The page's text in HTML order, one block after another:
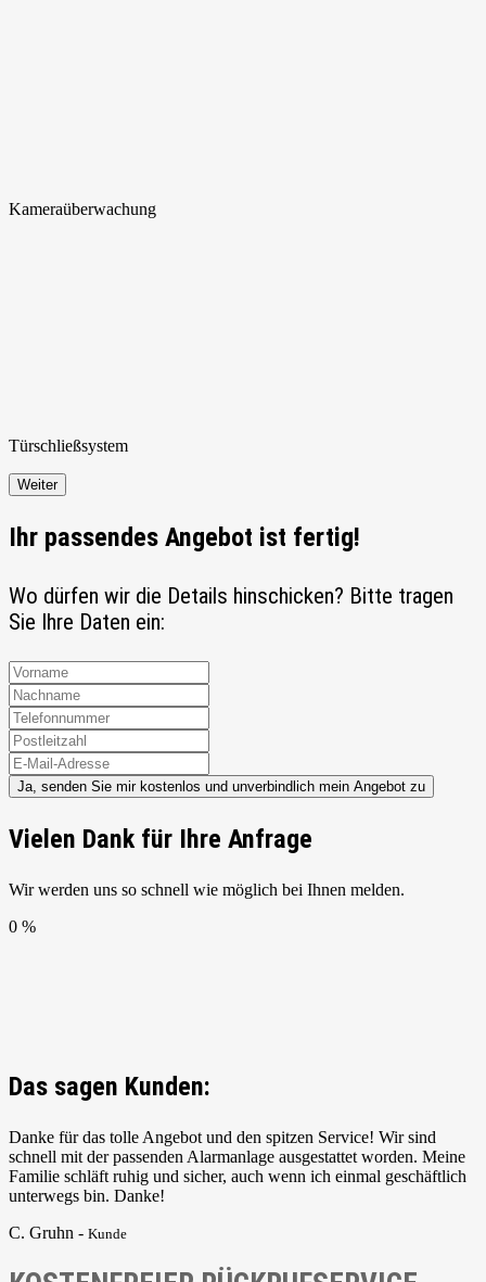
Kameraüberwachung
Türschließsystem
Weiter
Ihr passendes Angebot ist fertig!
Wo dürfen wir die Details hinschicken? Bitte tragen
Sie Ihre Daten ein:
Ja, senden Sie mir kostenlos und unverbindlich mein Angebot zu
Vielen Dank für Ihre Anfrage
Wir werden uns so schnell wie möglich bei Ihnen melden.
0 %
Das sagen Kunden:
Danke für das tolle Angebot und den spitzen Service! Wir sind
schnell mit der passenden Alarmanlage ausgestattet worden. Meine
Familie schläft ruhig und sicher, auch wenn ich einmal geschäftlich
unterwegs bin. Danke!
C. Gruhn - Kunde